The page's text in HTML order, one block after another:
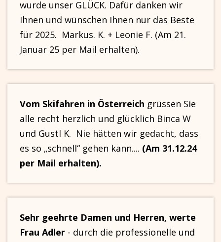
wurde unser GLÜCK. Dafür danken wir
Ihnen und wünschen Ihnen nur das Beste
für 2025. Markus. K. + Leonie F. (Am 21.
Januar 25 per Mail erhalten).
Vom Skifahren in Österreich grüssen Sie
alle recht herzlich und glücklich Binca W
und Gustl K. Nie hätten wir gedacht, dass
es so „schnell“ gehen kann.... (Am 31.12.24
per Mail erhalten).
Sehr geehrte Damen und Herren, werte
Frau Adler - durch die professionelle und